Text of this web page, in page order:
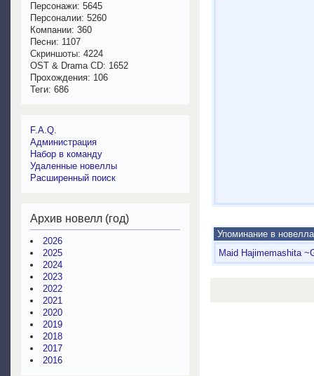
Упоминание в
Maid Hajimemashita
Персонажи: 5645
Персоналии: 5260
Компании: 360
Песни: 1107
Скриншоты: 4224
OST & Drama CD: 1652
Прохождения: 106
Теги: 686
F.A.Q.
Администрация
Набор в команду
Удаленные новеллы
Расширенный поиск
Архив новелл (год)
2026
2025
2024
2023
2022
2021
2020
2019
2018
2017
2016